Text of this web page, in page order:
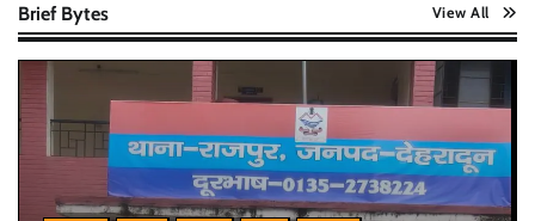
Brief Bytes View All